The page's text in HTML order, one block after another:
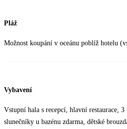
Pláž
Možnost koupání v oceánu poblíž hotelu
Vybavení
Vstupní hala s recepcí, hlavní restaurace,
slunečníky u bazénu zdarma, dětské